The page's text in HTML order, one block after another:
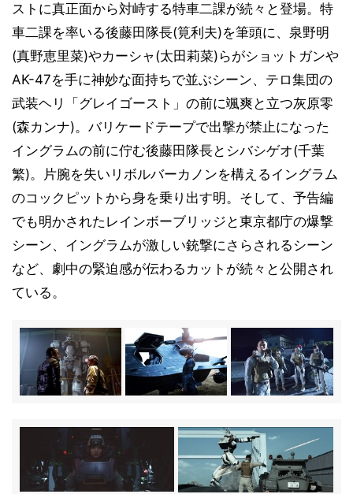
ストに真正面から対峙する特車二課が続々と登場。特
車二課を率いる後藤田隊長(筧利夫)を筆頭に、泉野明
(真野恵里菜)やカーシャ(太田莉菜)らがショットガンや
AK-47を手に神妙な面持ちで並ぶシーン、テロ集団の
武装ヘリ「グレイゴースト」の前に颯爽と立つ灰原零
(森カンナ)。バリケードテープで出撃が禁止になった
イングラムの前に佇む後藤田隊長とシバシゲオ(千葉
繁)。片腕を失いリボルバーカノンを構えるイングラム
のコックピットから身を乗り出す明。そして、予告編
でも明かされたレインボーブリッジと東京都庁の爆撃
シーン、イングラムが激しい銃撃にさらされるシーン
など、劇中の緊迫感が伝わるカットが続々と公開され
ている。